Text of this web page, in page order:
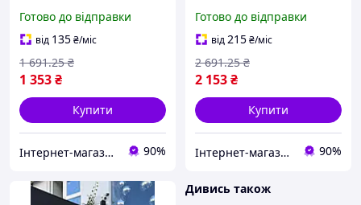
в стильному дизайні
Готово до відправки
від 135₴/міс
1 353₴
1 691.25 ₴
Купити
Інтернет-магазин Clothes-Mall 90%
довжиною до стегон і
стильним дизайном
Готово до відправки
від215₴/міс
2 153₴
2 691.25 ₴
Купити
Інтернет-магазин Clothes-Mall 90%
Дивись також